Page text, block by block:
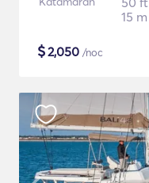
15 m
$2,050 /noc